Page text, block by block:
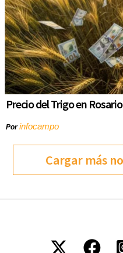
Precio del Trigo en
Porinfocampo
Cargar más